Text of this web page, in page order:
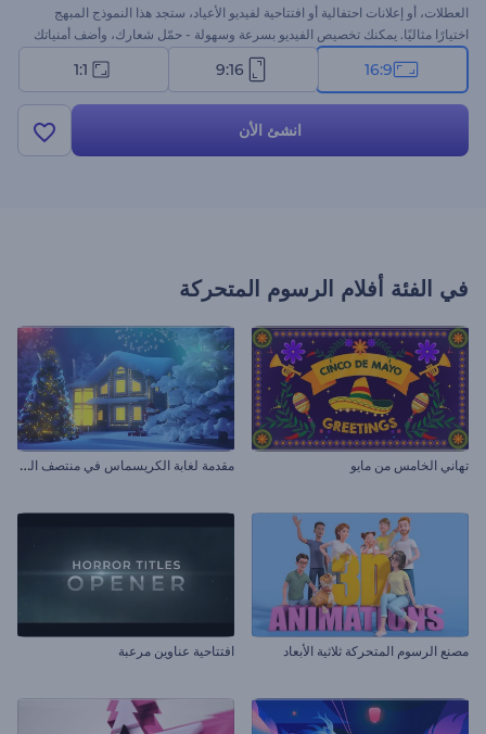
العطلات، أو إعلانات احتفالية أو افتتاحية لفيديو الأعياد، ستجد هذا النموذج المبهج
اختيارًا مثاليًا. يمكنك تخصيص الفيديو بسرعة وسهولة - حمّل شعارك، وأضف أمنياتك
للأعياد، واختر المقطع الموسيقي. جرب الآن!
16:9
9:16
1:1
انشئ الأن
في الفئة أفلام الرسوم المتحركة
تهاني الخامس من مايو م
قدمة لغابة الكريسماس في منتصف الليل
مصنع الرسوم المتحركة ثلاثية الأبعاد افتتاحية عناوين مرعبة